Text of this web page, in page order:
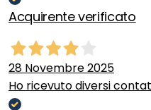
Acquirente verificato
28 Novembre 2025
Ho ricevuto diversi